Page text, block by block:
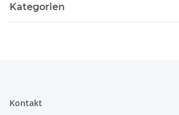
Kategorien
Kontakt